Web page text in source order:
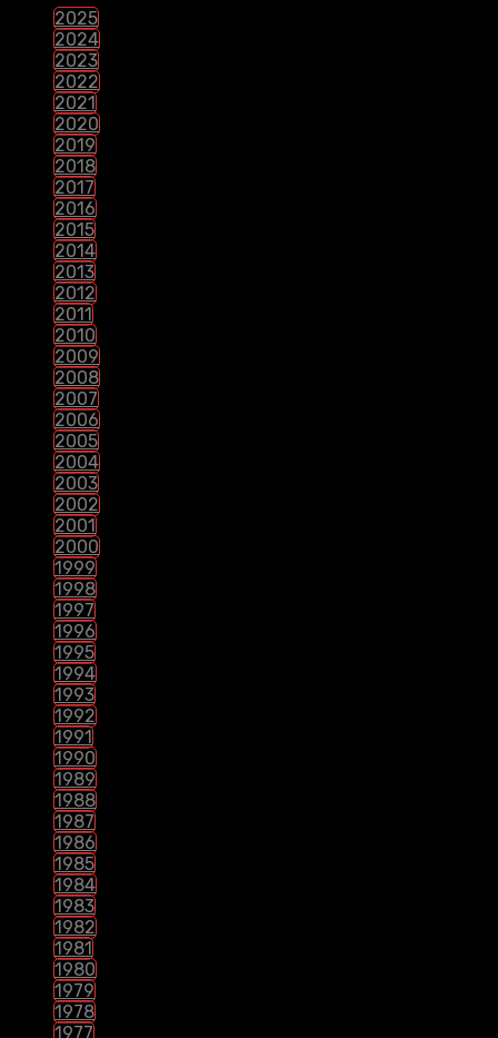
2025
2024
2023
2022
2021
2020
2019
2018
2017
2016
2015
2014
2013
2012
2011
2010
2009
2008
2007
2006
2005
2004
2003
2002
2001
2000
1999
1998
1997
1996
1995
1994
1993
1992
1991
1990
1989
1988
1987
1986
1985
1984
1983
1982
1981
1980
1979
1978
1977